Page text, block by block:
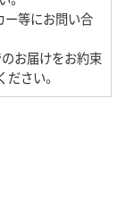
ー等にお問い合
のお届けをお約束
さい。